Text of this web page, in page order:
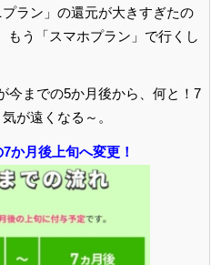
ラン」の還元が大きすぎたの
もう「スマホプラン」で行くし
今までの5か月後から、何と！7
が遠くなる～。
か月後上旬へ変更！